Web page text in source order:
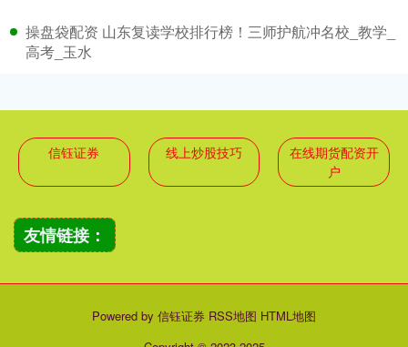
操盘袋配资 山东复读学校排行榜！三师护航冲名校_教学_
高考_玉水
信钰证券 线上炒股技巧
在线期货配资开
户
友情链接：
Powered by 信钰证券 RSS地图 HTML地图